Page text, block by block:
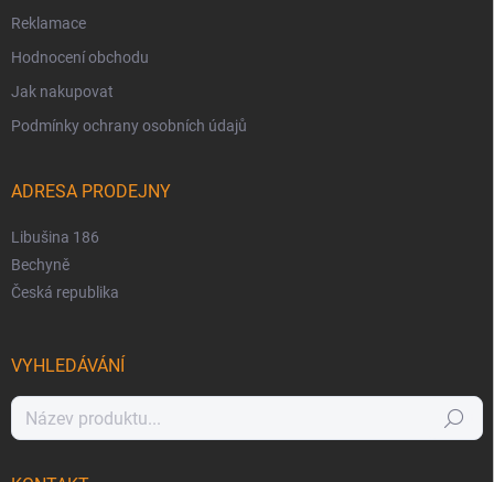
Reklamace
Hodnocení obchodu
Jak nakupovat
Podmínky ochrany osobních údajů
ADRESA PRODEJNY
Libušina 186
Bechyně
Česká republika
VYHLEDÁVÁNÍ
Hledat